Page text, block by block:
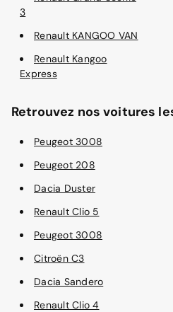
3
Renault KANGOO VAN
Renault Kangoo
Express
Retrouvez nos voitures
Peugeot 3008
Peugeot 208
Dacia Duster
Renault Clio 5
Peugeot 3008
Citroën C3
Dacia Sandero
Renault Clio 4